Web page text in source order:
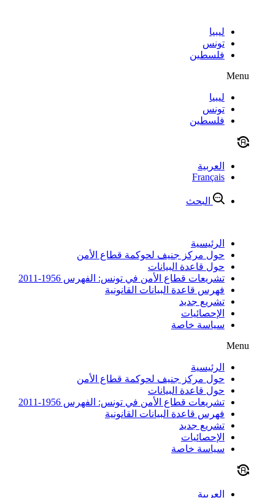
contentليبيا
تونس
فلسطين
Menu
ليبيا
تونس
فلسطين
العربية
Français
البحث
الرئيسية
حول مركز جنيف لحوكمة قطاع الأمن
حول قاعدة البيانات
تشريعات قطاع الأمن في تونس: الفهرس 1956-2011
فهرس قاعدة البيانات القانونية
تشريع جديد
الإحصائيات
سياسة خاصة
Menu
الرئيسية
حول مركز جنيف لحوكمة قطاع الأمن
حول قاعدة البيانات
تشريعات قطاع الأمن في تونس: الفهرس 1956-2011
فهرس قاعدة البيانات القانونية
تشريع جديد
الإحصائيات
سياسة خاصة
العربية